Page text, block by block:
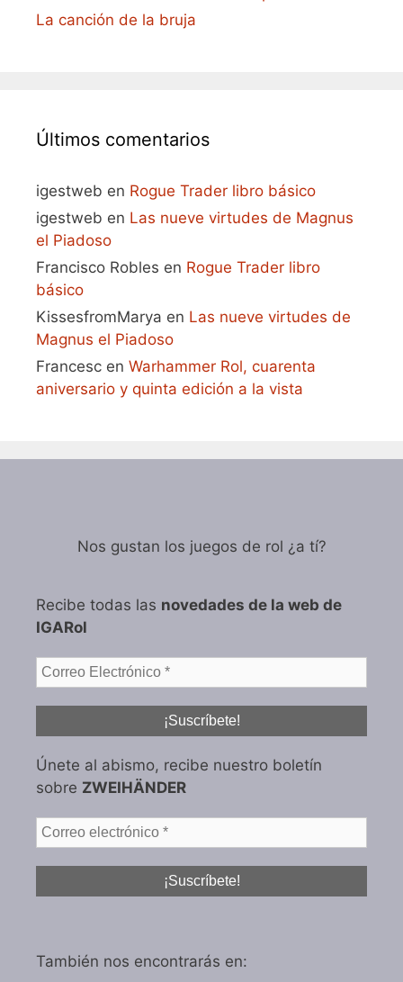
La canción de la bruja
Últimos comentarios
igestweb en Rogue Trader libro básico
igestweb en Las nueve virtudes de Magnus
el Piadoso
Francisco Robles en Rogue Trader libro
básico
KissesfromMarya en Las nueve virtudes de
Magnus el Piadoso
Francesc en Warhammer Rol, cuarenta
aniversario y quinta edición a la vista
Nos gustan los juegos de rol ¿a tí?
Recibe todas las novedades de la web de
IGARol
Únete al abismo, recibe nuestro boletín
sobre ZWEIHÄNDER
También nos encontrarás en: